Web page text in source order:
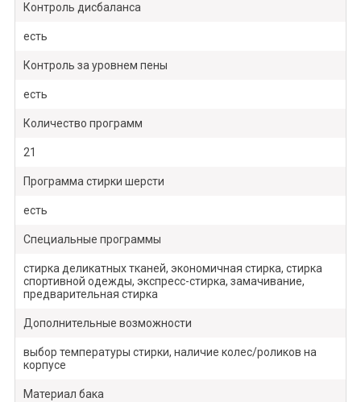
Контроль дисбаланса
есть
Контроль за уровнем пены
есть
Количество программ
21
Программа стирки шерсти
есть
Специальные программы
стирка деликатных тканей, экономичная стирка, стирка
спортивной одежды, экспресс-стирка, замачивание,
предварительная стирка
Дополнительные возможности
выбор температуры стирки, наличие колес/роликов на
корпусе
Материал бака